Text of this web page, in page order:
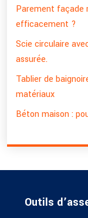
Parement façade
efficacement ?
Scie circulaire
assurée.
Tablier de
matériaux
Béton maison :
Outils